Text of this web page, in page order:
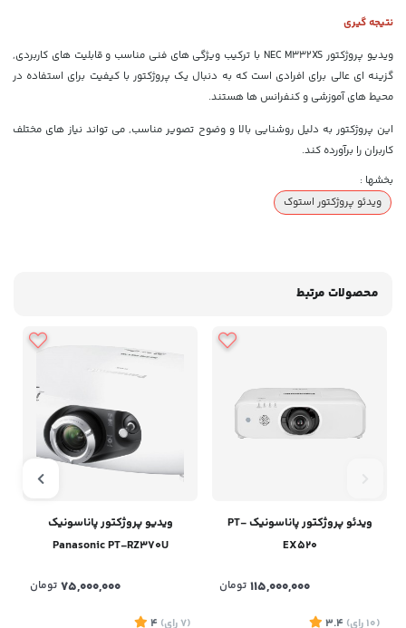
نتیجه گیری
ویدیو پروژکتور NEC M332XS با ترکیب ویژگی های فنی مناسب و قابلیت های کاربردی,
گزینه ای عالی برای افرادی است که به دنبال یک پروژکتور با کیفیت برای استفاده در
محیط های آموزشی و کنفرانس ها هستند.
این پروژکتور به دلیل روشنایی بالا و وضوح تصویر مناسب, می تواند نیاز های مختلف
کاربران را برآورده کند.
بخشها :
ویدئو پروژکتور استوک
محصولات مرتبط
ویدئو پروژکتور پاناسونیک PT-
EX520
115,000,000 تومان
(10 رای)
3.4
ویدیو پروژکتور پاناسونیک
Panasonic PT-RZ370U
75,000,000 تومان
(7 رای)
4